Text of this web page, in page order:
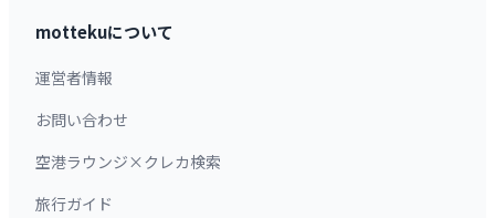
mottekuについて
運営者情報
お問い合わせ
空港ラウンジ×クレカ検索
旅行ガイド